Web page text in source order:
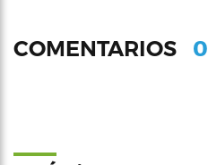
COMENTARIOS 0